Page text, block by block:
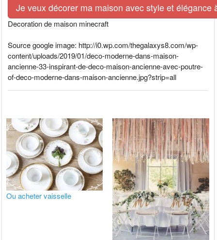
Je veux décorer ma maison avec style et élégance
Decoration de maison minecraft
Source google image: http://i0.wp.com/thegalaxys8.com/wp-
content/uploads/2019/01/deco-moderne-dans-maison-
ancienne-33-inspirant-de-deco-maison-ancienne-avec-poutre-
of-deco-moderne-dans-maison-ancienne.jpg?strip=all
Ou acheter vaisselle